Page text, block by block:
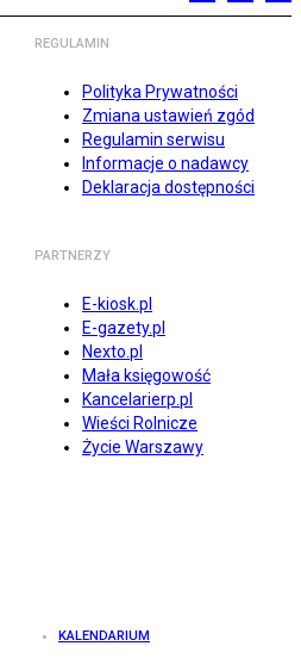
REGULAMIN
Polityka Prywatności
Zmiana ustawień zgód
Regulamin serwisu
Informacje o nadawcy
Deklaracja dostępności
PARTNERZY
E-kiosk.pl
E-gazety.pl
Nexto.pl
Mała księgowość
Kancelarierp.pl
Wieści Rolnicze
Życie Warszawy
KALENDARIUM